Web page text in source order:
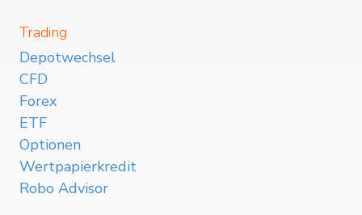
Trading
Depotwechsel
CFD
Forex
ETF
Optionen
Wertpapierkredit
Robo Advisor